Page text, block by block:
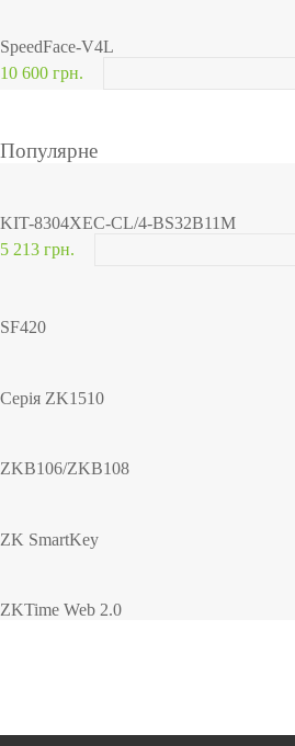
SpeedFace-V4L
10 600 грн.
Популярне
KIT-8304XEC-CL/4-BS32B11M
5 213 грн.
SF420
Серія ZK1510
ZKB106/ZKB108
ZK SmartKey
ZKTime Web 2.0